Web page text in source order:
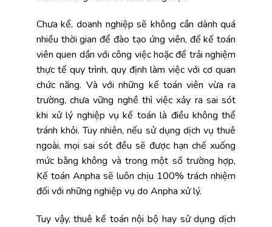
Chưa kể, doanh nghiệp sẽ không cần dành quá
nhiều thời gian để đào tạo ứng viên, để kế toán
viên quen dần với công việc hoặc để trải nghiệm
thực tế quy trình, quy định làm việc với cơ quan
chức năng. Và với những kế toán viên vừa ra
trường, chưa vững nghề thì việc xảy ra sai sót
khi xử lý nghiệp vụ kế toán là điều không thể
tránh khỏi. Tuy nhiên, nếu sử dụng dịch vụ thuê
ngoài, mọi sai sót đều sẽ được hạn chế xuống
mức bằng không và trong một số trường hợp,
Kế toán Anpha sẽ luôn chịu 100% trách nhiệm
đối với những nghiệp vụ do Anpha xử lý.
Tuy vậy, thuê kế toán nội bộ hay sử dụng dịch